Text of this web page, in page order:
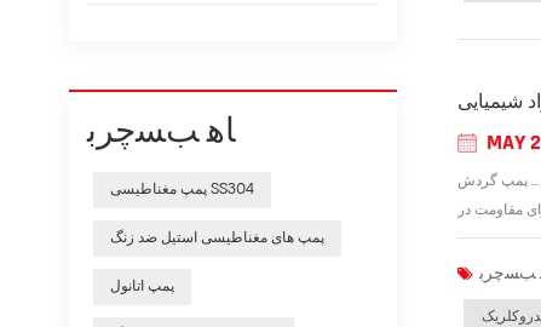
شیمیایی
MAY
... پمپ گردش
ﺎﻫ ﺐﺴﭼﺮﺑ
پمپ مغناطیسی SS304
پمپ های مغناطیسی استیل ضد زنگ
پمپ اتانول